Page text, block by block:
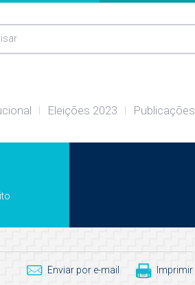
Eleições 2023 Publicações
Enviar por e-mail Imprimir